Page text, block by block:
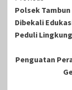
Reading
Polsek
Dibekali
Peduli
Penguatan